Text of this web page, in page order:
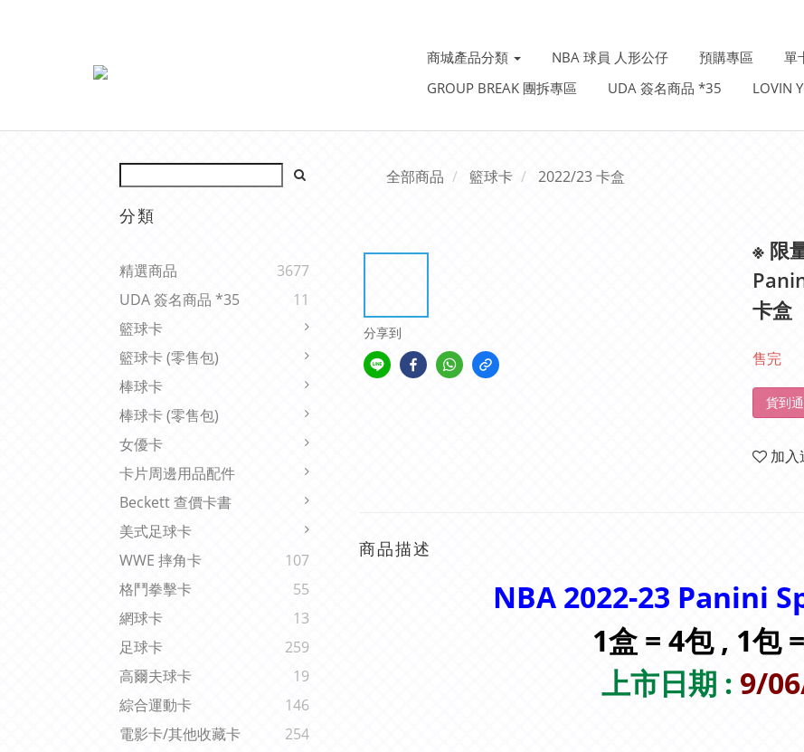
商城產品分類 NBA 球員 人形公仔 預購專區 單
GROUP BREAK 團拆專區
UDA 簽名商品 *35 LOVIN
分類
精選商品
3677
UDA 簽名商品 *35
11
籃球卡
籃球卡 (零售包)
棒球卡
棒球卡 (零售包)
女優卡
卡片周邊用品配件
Beckett 查價卡書
美式足球卡
WWE 摔角卡
107
格鬥拳擊卡
55
網球卡
13
足球卡
259
高爾夫球卡
19
綜合運動卡
146
電影卡/其他收藏卡
254
全部商品 籃球卡 2022/23 卡盒
分享到
※ 限
卡盒
售完
貨到
加入
商品描述
NBA 2022-23 Panini
1盒 = 4包 , 1包
上市日期 : 9/